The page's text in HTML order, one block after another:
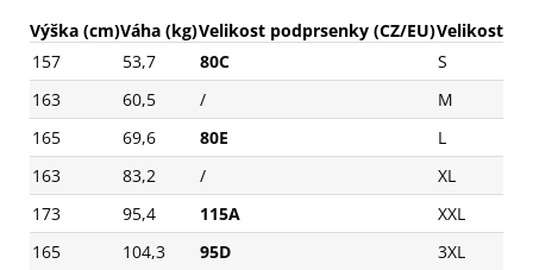
Výška (cm)Váha (kg)Velikost podprsenky (CZ/EU)Velikost
157
53,7 80C
S
163
60,5 /
M
165
69,6 80E
L
163
83,2 /
XL
173
95,4 115A
XXL
165
104,3 95D 3XL